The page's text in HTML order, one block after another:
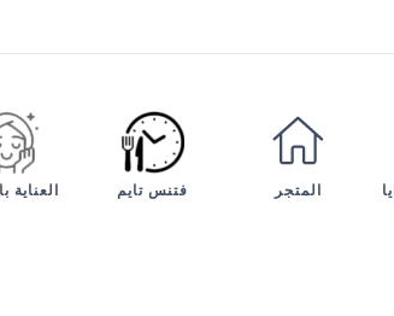
المتجر فتنس تايم العناية